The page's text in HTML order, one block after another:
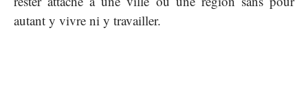
autant y vivre ni y travailler.